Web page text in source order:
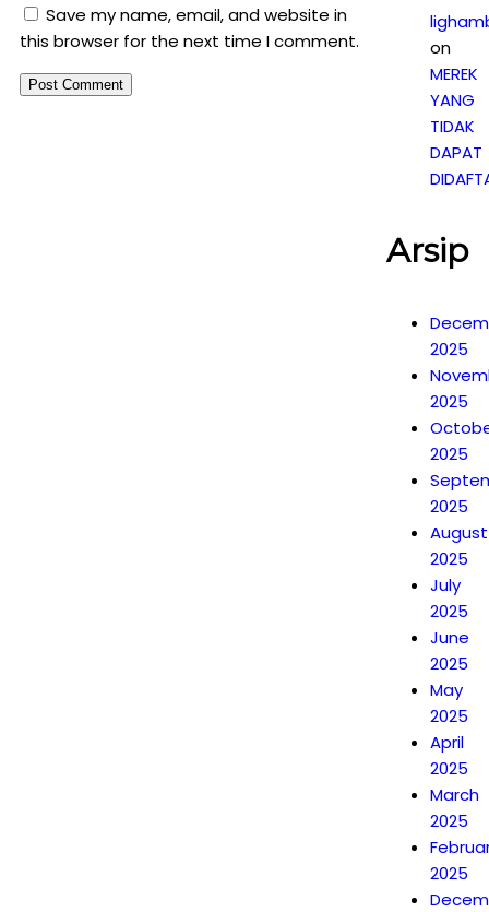
Save my name, email, and website in
this browser for the next time I comment.
on
MEREK
YANG
TIDAK
DAPAT
Arsip
2025
2025
2025
2025
August
2025
July
2025
June
2025
May
2025
April
2025
March
2025
2025